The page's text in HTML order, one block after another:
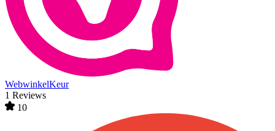
WebwinkelKeur
1 Reviews
10